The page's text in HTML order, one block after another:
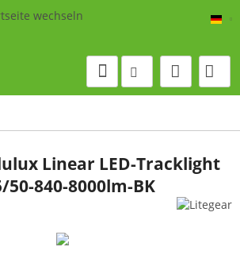
Linear LED-Tracklight
50-840-8000lm-BK